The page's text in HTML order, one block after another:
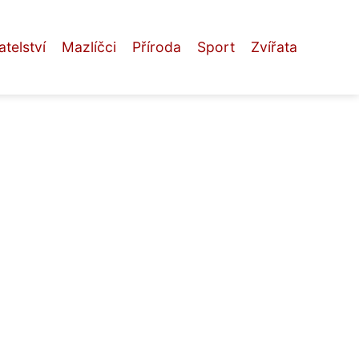
Mazlíčci Příroda Sport Zvířata